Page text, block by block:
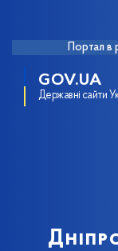
Портал в
GOV.UA
Державні сайти